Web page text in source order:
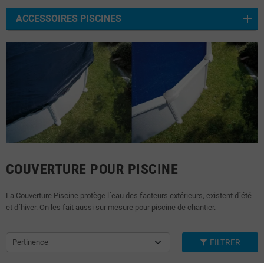
ACCESSOIRES PISCINES
COUVERTURE POUR PISCINE
La Couverture Piscine protège l´eau des facteurs extérieurs, existent d´été
et d´hiver. On les fait aussi sur mesure pour piscine de chantier.
Pertinence FILTRER